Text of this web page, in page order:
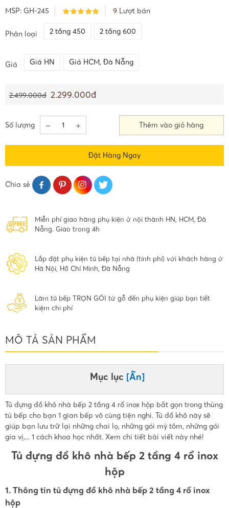
MSP: GH-245 9Lượt bán
Phân loại 2 tầng 450 2 tầng 600
Giá Giá HN Giá HCM, Đà Nẵng
2.499.000đ 2.299.000đ
Số lượng Thêm vào giỏ hàng
Đặt Hàng Ngay
Chia sẻ
Miễn phí giao hàng phụ kiện ở nội thành HN, HCM, Đà
Nẵng. Giao trong 4h
Lắp đặt phụ kiện tủ bếp tại nhà (tính phí) với khách hàng ở
Hà Nội, Hồ Chí Minh, Đà Nẵng
Làm tủ bếp TRỌN GÓI từ gỗ đến phụ kiện giúp bạn tiết
kiệm chi phí
MÔ TẢ SẢN PHẨM
Mục lục [Ẩn]
Tủ đựng đồ khô nhà bếp 2 tầng 4 rổ inox hộp bắt gọn trong thùng
tủ bếp cho bạn 1 gian bếp vô cùng tiện nghi. Tủ đồ khô này sẽ
giúp bạn lưu trữ lại những chai lọ, những gói mỳ tôm, những gói
gia vị,... 1 cách khoa học nhất. Xem chi tiết bài viết này nhé!
Tủ đựng đồ khô nhà bếp 2 tầng 4 rổ inox
hộp
1. Thông tin tủ đựng đồ khô nhà bếp 2 tầng 4 rổ inox
hộp